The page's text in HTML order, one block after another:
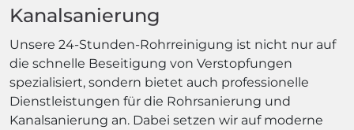
Kanalsanierung
Unsere 24-Stunden-Rohrreinigung ist nicht nur auf
die schnelle Beseitigung von Verstopfungen
spezialisiert, sondern bietet auch professionelle
Dienstleistungen für die Rohrsanierung und
Kanalsanierung an. Dabei setzen wir auf moderne